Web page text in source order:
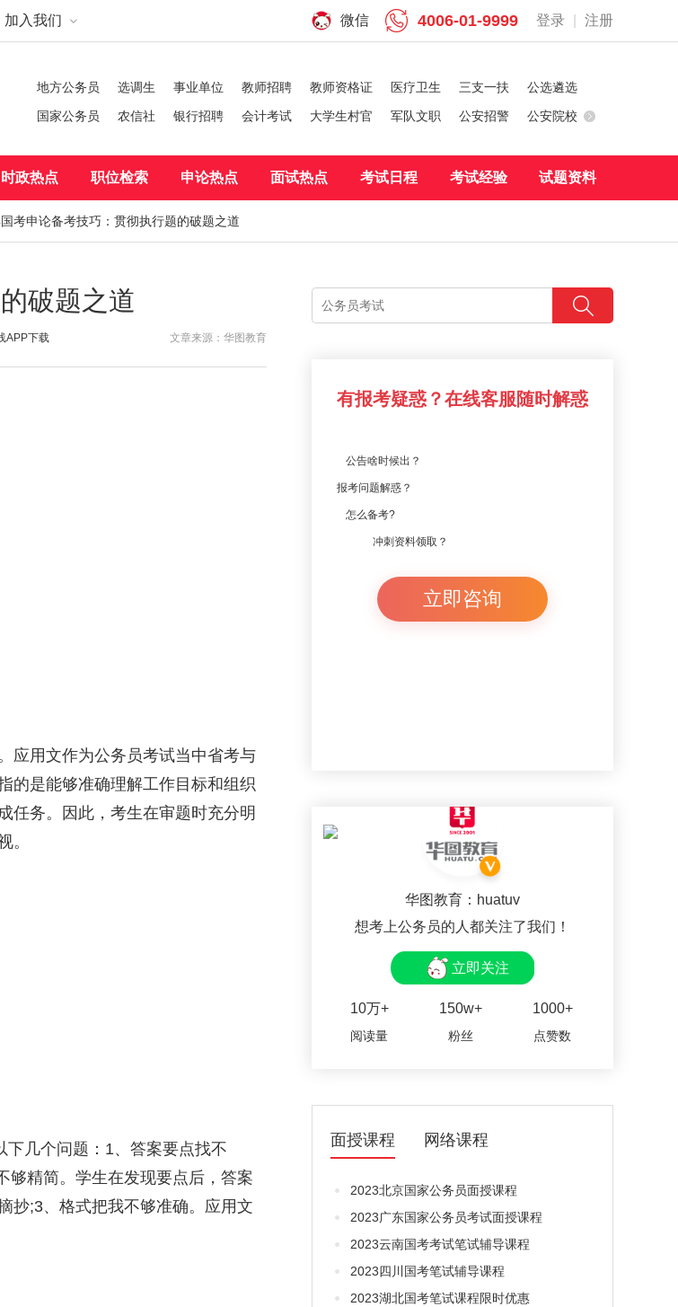
加入我们 登录 注册
4006-01-9999
微信
地方公务员 选调生 事业单位 教师招聘 教师资格证 医疗卫生 三支一扶
公选遴选
国家公务员
农信社 银行招聘 会计考试 大学生村官 军队文职 公安招警 公安院校
时政热点 职位检索 申论热点 面试热点 考试日程 考试经验 试题资料
考申论备考技巧：贯彻执行题的破题之道
破题之道
文章来源：华图教育
应用文作为公务员考试当中省考与
的是能够准确理解工作目标和组织
任务。因此，考生在审题时充分明
。
几个问题：1、答案要点找不
够精简。学生在发现要点后，答案
抄;3、格式把我不够准确。应用文
有报考疑惑？在线客服随时解惑
公告啥时候出？
报考问题解惑？
怎么备考?
冲刺资料领取？
立即咨询
华图教育：huatuv
想考上公务员的人都关注了我们！
立即关注
10万+
阅读量
150w+
粉丝
1000+
点赞数
面授课程 网络课程
2023北京国家公务员面授课程
2023广东国家公务员考试面授课程
2023云南国考考试笔试辅导课程
2023四川国考笔试辅导课程
2023湖北国考笔试课程限时优惠